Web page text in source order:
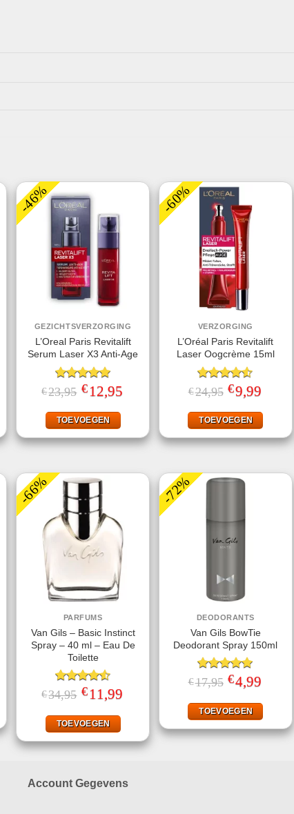
-46%
GEZICHTSVERZORGING
L’Oreal Paris Revitalift
Serum Laser X3 Anti-Age
Gewaardeerd
5.00uit 5
€23,95 Oorspronkelijke
prijs
€23,95.
€ 12,95prijs
TOEVOEGEN
-60%
VERZORGING
L’Oréal Paris Revitalift
Laser Oogcrème 15ml
Gewaardeerd
4.50 uit 5
€24,95 Oorspronkelijke
prijs
€24,95.
€9,99
€9,99.
TOEVOEGEN
-66%
PARFUMS
Van Gils – Basic Instinct
Spray – 40 ml – Eau De
Toilette
Gewaardeerd
4.50uit 5
€34,95 Oorspronkelijke
prijs
€34,95.
€ 11,99Huidige
TOEVOEGEN
-72%
DEODORANTS
Van Gils BowTie
Deodorant Spray 150ml
Gewaardeerd
5.00 uit 5
€17,95 Oorspronkelijke
prijs
€17,95.
€4,99
€4,99.
TOEVOEGEN
Account Gegevens